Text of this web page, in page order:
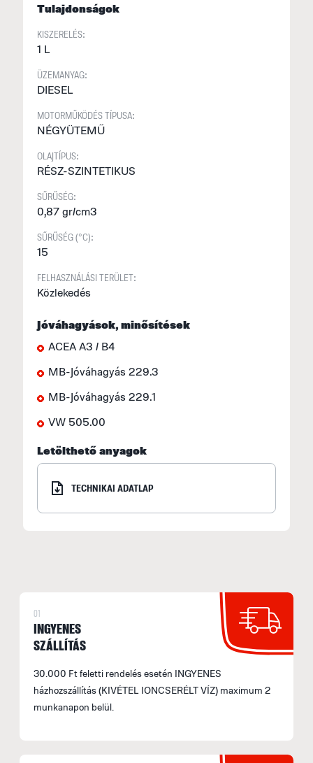
Tulajdonságok
KISZERELÉS:
1 L
ÜZEMANYAG:
DIESEL
MOTORMŰKÖDÉS TÍPUSA:
NÉGYÜTEMŰ
OLAJTÍPUS:
RÉSZ-SZINTETIKUS
SŰRŰSÉG:
0,87 gr/cm3
SŰRŰSÉG (°C):
15
FELHASZNÁLÁSI TERÜLET:
Közlekedés
Jóváhagyások, minősítések
ACEA A3 / B4
MB-Jóváhagyás 229.3
MB-Jóváhagyás 229.1
VW 505.00
Letölthető anyagok
TECHNIKAI ADATLAP
01
INGYENES
SZÁLLÍTÁS
30.000 Ft feletti rendelés esetén INGYENES
házhozszállítás (KIVÉTEL IONCSERÉLT VÍZ) maximum 2
munkanapon belül.